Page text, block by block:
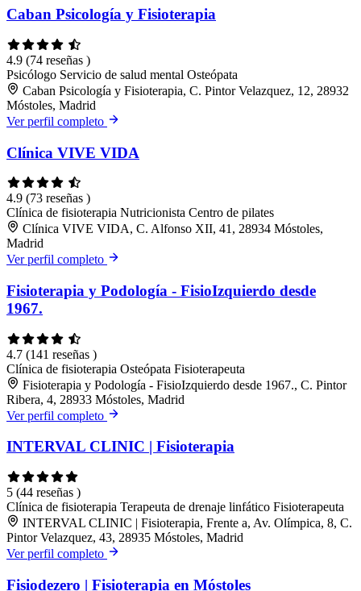
Caban Psicología y Fisioterapia
4.9 (74 reseñas )
Psicólogo Servicio de salud mental Osteópata
Caban Psicología y Fisioterapia, C. Pintor Velazquez, 12, 28932
Móstoles, Madrid
Ver perfil completo
Clínica VIVE VIDA
4.9 (73 reseñas )
Clínica de fisioterapia Nutricionista Centro de pilates
Clínica VIVE VIDA, C. Alfonso XII, 41, 28934 Móstoles,
Madrid
Ver perfil completo
Fisioterapia y Podología - FisioIzquierdo desde
1967.
4.7 (141 reseñas )
Clínica de fisioterapia Osteópata Fisioterapeuta
Fisioterapia y Podología - FisioIzquierdo desde 1967., C. Pintor
Ribera, 4, 28933 Móstoles, Madrid
Ver perfil completo
INTERVAL CLINIC | Fisioterapia
5 (44 reseñas )
Clínica de fisioterapia Terapeuta de drenaje linfático Fisioterapeuta
INTERVAL CLINIC | Fisioterapia, Frente a, Av. Olímpica, 8, C.
Pintor Velazquez, 43, 28935 Móstoles, Madrid
Ver perfil completo
Fisiodezero | Fisioterapia en Móstoles